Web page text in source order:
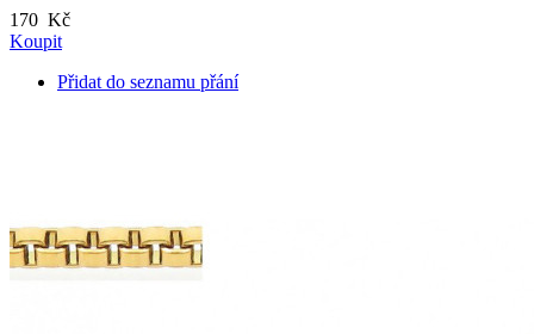
170 Kč
Koupit
Přidat do seznamu přání